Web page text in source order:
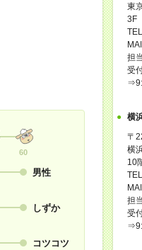
60
男性
しずか
コツコツ
東
3F
担
受
横
〒
横
10
担
受